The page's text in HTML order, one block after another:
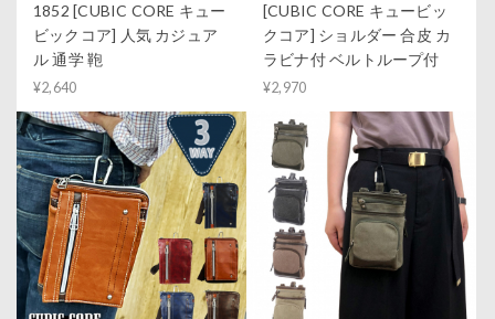
1852 [CUBIC CORE キュー
ビックコア] 人気 カジュア
ル 通学 鞄
¥2,640
[CUBIC CORE キュービッ
クコア] ショルダー 合皮 カ
ラビナ付 ベルトループ付
¥2,970